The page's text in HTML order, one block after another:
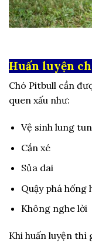
Huấn luyện
Chó Pitbull cần
quen xấu như:
Vệ sinh lung
Cắn xé
Sủa dai
Quậy phá hống
Không nghe lời
Khi huấn luyện thì